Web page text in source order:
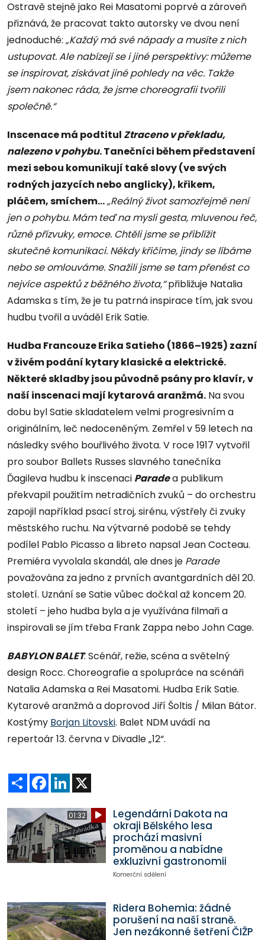
Ostravě stejně jako Rei Masatomi poprvé a zároveň
přiznává, že pracovat takto autorsky ve dvou není
jednoduché: „Každý má své nápady a musíte z nich
ustupovat. Ale nabízejí se i jiné perspektivy: můžeme
se inspirovat, získávat jiné pohledy na věc. Takže
jsem nakonec ráda, že jsme choreografii tvořili
společně.“
Inscenace má podtitul Ztraceno v překladu,
nalezeno v pohybu. Tanečníci během představení
mezi sebou komunikují také slovy (ve svých
rodných jazycích nebo anglicky), křikem,
pláčem, smíchem…„Reálný život samozřejmě není
jen o pohybu. Mám teď na mysli gesta, mluvenou řeč,
různé přízvuky, emoce. Chtěli jsme se přiblížit
skutečné komunikaci. Někdy křičíme, jindy se líbáme
nebo se omlouváme. Snažili jsme se tam přenést co
nejvíce aspektů z běžného života,“přibližuje Natalia
Adamska s tím, že je tu patrná inspirace tím, jak svou
hudbu tvořil a uváděl Erik Satie.
Hudba Francouze Erika Satieho (1866–1925) zazní
v živém podání kytary klasické a elektrické.
Některé skladby jsou původně psány pro klavír, v
naší inscenaci mají kytarová aranžmá. Na svou
dobu byl Satie skladatelem velmi progresivním a
originálním, leč nedoceněným. Zemřel v 59 letech na
následky svého bouřlivého života. V roce 1917 vytvořil
pro soubor Ballets Russes slavného tanečníka
Ďagileva hudbu k inscenaci Paradea publikum
překvapil použitím netradičních zvuků – do orchestru
zapojil například psací stroj, sirénu, výstřely či zvuky
městského ruchu. Na výtvarné podobě se tehdy
podílel Pablo Picasso a libreto napsal Jean Cocteau.
Premiéra vyvolala skandál, ale dnes je Parade
považována za jedno z prvních avantgardních děl 20.
století. Uznání se Satie vůbec dočkal až koncem 20.
století – jeho hudba byla a je využívána filmaři a
inspirovali se jím třeba Frank Zappa nebo John Cage.
BABYLON BALET: Scénář, režie, scéna a světelný
design Rocc. Choreografie a spolupráce na scénáři
Natalia Adamska a Rei Masatomi. Hudba Erik Satie.
Kytarové aranžmá a doprovod Jiří Šoltis / Milan Bátor.
Kostýmy Borjan Litovski. Balet NDM uvádí na
repertoár 13. června v Divadle „12“.
Sdílet Facebook
LinkedIn
01:32
Legendární Dakota na
okraji Bělského lesa
prochází masivní
proměnou a nabídne
exkluzivní gastronomii
Komerční sdělení
Ridera Bohemia: žádné
porušení na naší straně.
Jen nezákonné šetření ČIŽP